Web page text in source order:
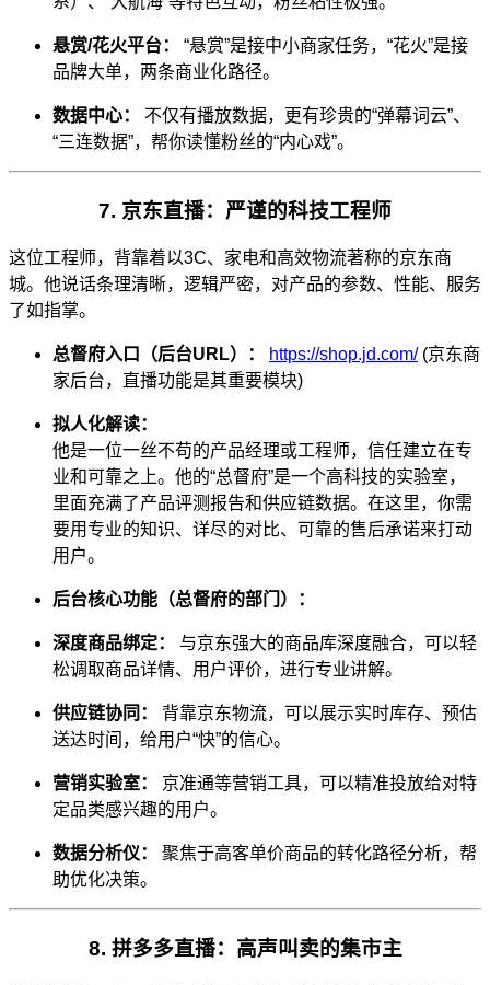
悬赏/花火平台：
“悬赏”是接中小商家任务，“花火”是接
品牌大单，两条商业化路径。
数据中心：
不仅有播放数据，更有珍贵的“弹幕词云”、
“三连数据”，帮你读懂粉丝的“内心戏”。
7. 京东直播：严谨的科技工程师
这位工程师，背靠着以3C、家电和高效物流著称的京东商
城。他说话条理清晰，逻辑严密，对产品的参数、性能、服务
了如指掌。
总督府入口（后台URL）： https://shop.jd.com/(京东商
家后台，直播功能是其重要模块)
拟人化解读：
他是一位一丝不苟的产品经理或工程师，信任建立在专
业和可靠之上。他的“总督府”是一个高科技的实验室，
里面充满了产品评测报告和供应链数据。在这里，你需
要用专业的知识、详尽的对比、可靠的售后承诺来打动
用户。
后台核心功能（总督府的部门）：
深度商品绑定：
与京东强大的商品库深度融合，可以轻
松调取商品详情、用户评价，进行专业讲解。
供应链协同：
背靠京东物流，可以展示实时库存、预估
送达时间，给用户“快”的信心。
营销实验室：
京准通等营销工具，可以精准投放给对特
定品类感兴趣的用户。
数据分析仪：
聚焦于高客单价商品的转化路径分析，帮
助优化决策。
8. 拼多多直播：高声叫卖的集市主